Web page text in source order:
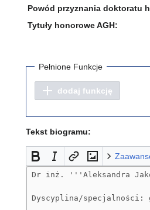
Powód przyznania doktoratu
Tytuły honorowe AGH:
Pełnione Funkcje
dodaj funkcję
Tekst biogramu: